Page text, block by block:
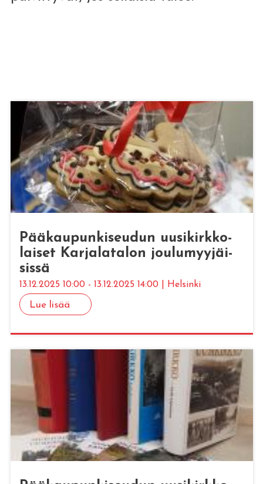
Pää­kau­pun­ki­seu­dun uusi­kirk­ko­
lai­set Kar­ja­la­ta­lon jou­lu­myy­jäi­
sis­sä
13.12.2025 10:00 - 13.12.2025 14:00 | Helsinki
Lue lisää